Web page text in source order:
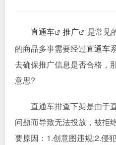
直通车 推广 是常见
的商品多事需要经过直通车
去确保推广信息是否合格，
意思?
直通车排查下架是由于
问题而导致无法投放，被拒
要原因：1.创意图违规;2.侵